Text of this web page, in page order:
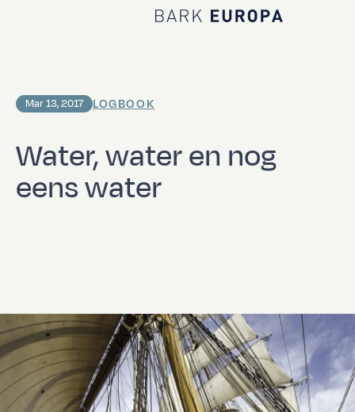
Home Bark EUROPA
Water, water en nog
eens water
Mar 13, 2017 LOGBOOK